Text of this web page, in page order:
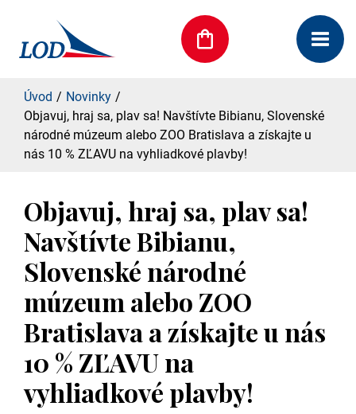
Úvod
Novinky
Objavuj, hraj sa, plav sa! Navštívte Bibianu, Slovenské
národné múzeum alebo ZOO Bratislava a získajte u
nás 10 % ZĽAVU na vyhliadkové plavby!
Objavuj, hraj sa, plav sa!
Navštívte Bibianu,
Slovenské národné
múzeum alebo ZOO
Bratislava a získajte u nás
10 % ZĽAVU na
vyhliadkové plavby!